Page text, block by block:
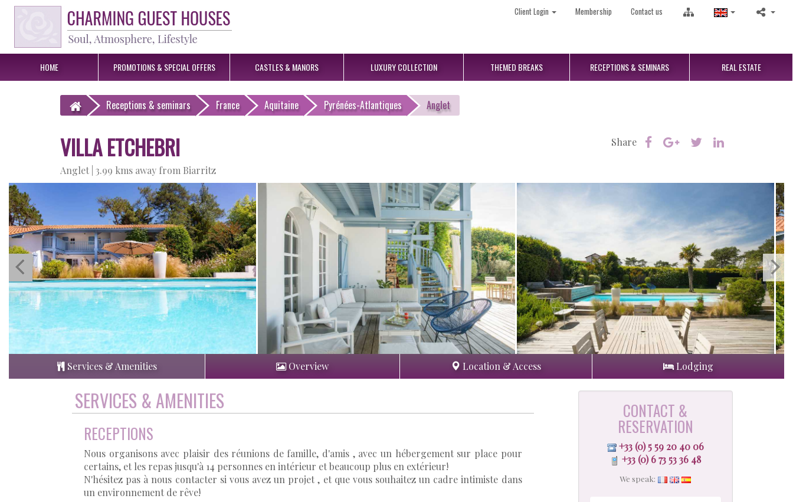
Client Login Membership Contact us
HOME PROMOTIONS & SPECIAL OFFERS CASTLES& MANORS LUXURY COLLECTION THEMED BREAKS RECEPTIONS& SEMINARS REAL ESTATE
Receptions & seminars France Aquitaine Pyrénées-Atlantiques Anglet
VILLA ETCHEBRI
Anglet | 3.99 kms away from Biarritz
Share
Services & Amenities Overview Location & Access Lodging
SERVICES & AMENITIES
RECEPTIONS
Nous organisons avec plaisir des réunions de famille, d'amis , avec un hébergement sur place pour
certains, et les repas jusqu'à 14 personnes en intérieur et beaucoup plus en extérieur!
N'hésitez pas à nous contacter si vous avez un projet , et que vous souhaitez un cadre intimiste dans
un environnement de rêve!
CONTACT &
RESERVATION
+33 (0) 5 59 20 40 06
+33 (0) 6 73 53 36 48
We speak: